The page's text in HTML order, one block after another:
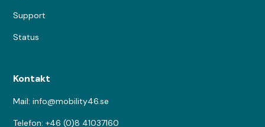
Support
Status
Kontakt
Mail: info@mobility46.se
Telefon: +46 (0)8 41037160